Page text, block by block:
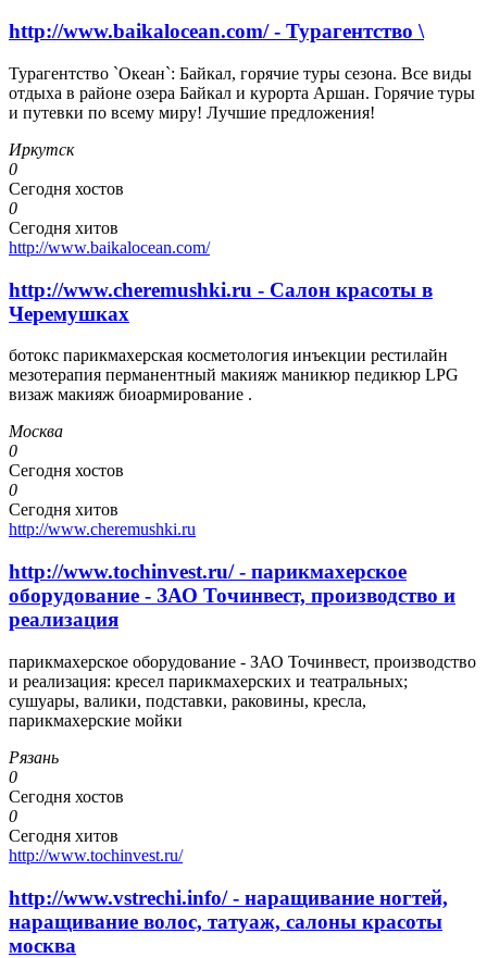
http://www.baikalocean.com/ - Турагентство \
Турагентство `Океан`: Байкал, горячие туры сезона. Все виды
отдыха в районе озера Байкал и курорта Аршан. Горячие туры
и путевки по всему миру! Лучшие предложения!
Иркутск
0
Сегодня хостов
0
Сегодня хитов
http://www.baikalocean.com/
http://www.cheremushki.ru - Салон красоты в
Черемушках
ботокс парикмахерская косметология инъекции рестилайн
мезотерапия перманентный макияж маникюр педикюр LPG
визаж макияж биоармирование .
Москва
0
Сегодня хостов
0
Сегодня хитов
http://www.cheremushki.ru
http://www.tochinvest.ru/ - парикмахерское
оборудование - ЗАО Точинвест, производство и
реализация
парикмахерское оборудование - ЗАО Точинвест, производство
и реализация: кресел парикмахерских и театральных;
сушуары, валики, подставки, раковины, кресла,
парикмахерские мойки
Рязань
0
Сегодня хостов
0
Сегодня хитов
http://www.tochinvest.ru/
http://www.vstrechi.info/ - наращивание ногтей,
наращивание волос, татуаж, салоны красоты
москва